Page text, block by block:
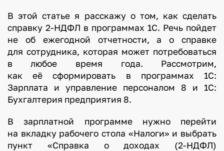
В этой статье я расскажу о том, как сделать
справку 2-НДФЛ в программах 1С. Речь пойдет
не об ежегодной отчетности, а о справке
для сотрудника, которая может потребоваться
в любое время года. Рассмотрим,
как её сформировать в программах 1С:
Зарплата и управление персоналом 8 и 1С:
Бухгалтерия предприятия 8.
В зарплатной программе нужно перейти
на вкладку рабочего стола «Налоги» и выбрать
пункт «Справка о доходах (2-НДФЛ)